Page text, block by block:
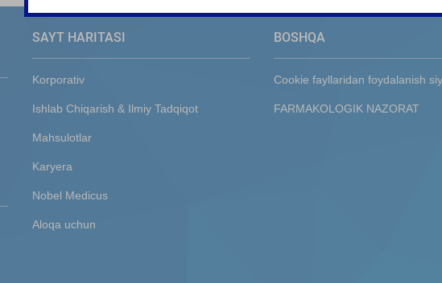
SAYT HARITASI
Korporativ
Ishlab Chiqarish & Ilmiy Tadqiqot
Mahsulotlar
Karyera
Nobel Medicus
Aloqa uchun
BOSHQA
Cookie fayllaridan foydalanish
FARMAKOLOGIK NAZORAT